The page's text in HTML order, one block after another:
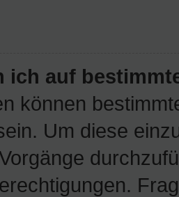
ich auf
können
Um diese